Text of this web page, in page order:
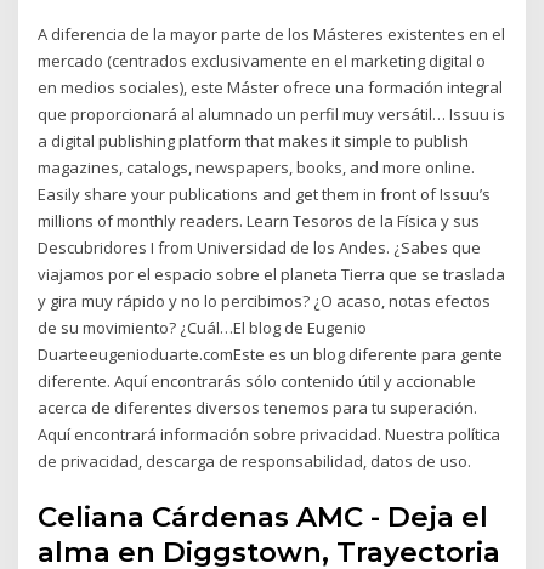
A diferencia de la mayor parte de los Másteres existentes en el
mercado (centrados exclusivamente en el marketing digital o
en medios sociales), este Máster ofrece una formación integral
que proporcionará al alumnado un perfil muy versátil… Issuu is
a digital publishing platform that makes it simple to publish
magazines, catalogs, newspapers, books, and more online.
Easily share your publications and get them in front of Issuu’s
millions of monthly readers. Learn Tesoros de la Física y sus
Descubridores I from Universidad de los Andes. ¿Sabes que
viajamos por el espacio sobre el planeta Tierra que se traslada
y gira muy rápido y no lo percibimos? ¿O acaso, notas efectos
de su movimiento? ¿Cuál…El blog de Eugenio
Duarteeugenioduarte.comEste es un blog diferente para gente
diferente. Aquí encontrarás sólo contenido útil y accionable
acerca de diferentes diversos tenemos para tu superación.
Aquí encontrará información sobre privacidad. Nuestra política
de privacidad, descarga de responsabilidad, datos de uso.
Celiana Cárdenas AMC - Deja el
alma en Diggstown, Trayectoria